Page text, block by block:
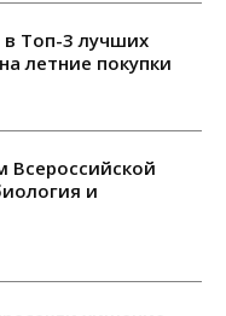
в Топ-3 лучших
летние покупки
Всероссийской
и